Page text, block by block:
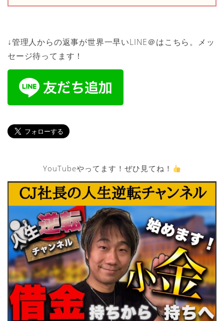
↓管理人からの返事が世界一早いLINE＠はこちら。メッ
セージ待ってます！
YouTubeやってます！ぜひ見てね！